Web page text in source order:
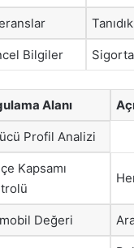
Bilgiler
Alanı
Profil Analizi
Kapsamı
Değeri